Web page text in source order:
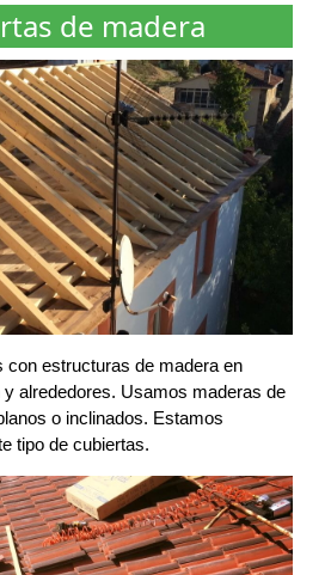
de madera
con estructuras de madera en
y alrededores. Usamos maderas de
o inclinados. Estamos
tipo de cubiertas.